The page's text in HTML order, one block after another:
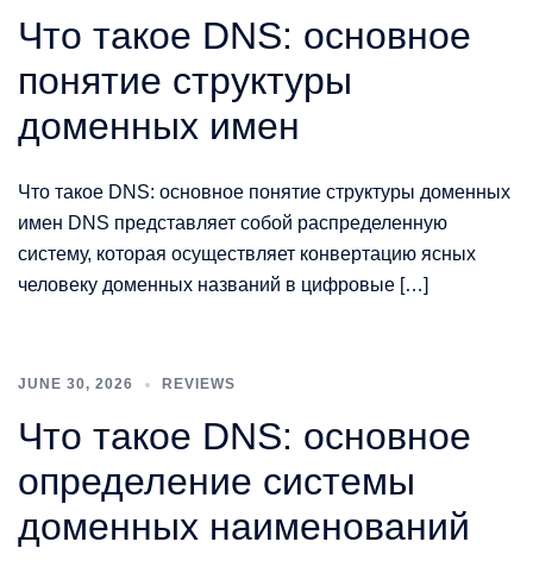
Что такое DNS: основное
понятие структуры
доменных имен
Что такое DNS: основное понятие структуры доменных
имен DNS представляет собой распределенную
систему, которая осуществляет конвертацию ясных
человеку доменных названий в цифровые […]
JUNE 30, 2026 REVIEWS
Что такое DNS: основное
определение системы
доменных наименований